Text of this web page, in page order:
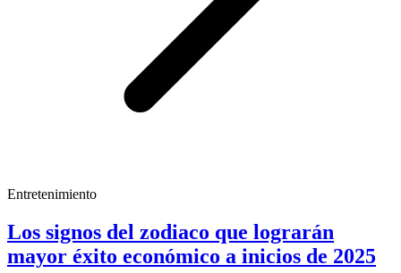
Entretenimiento
Los signos del zodiaco que lograrán
mayor éxito económico a inicios de 2025